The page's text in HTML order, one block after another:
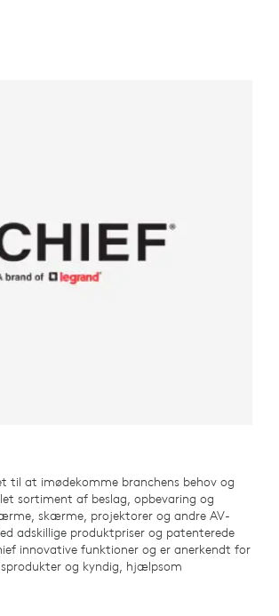
til at imødekomme branchens behov og
sortiment af beslag, opbevaring og
skærme, projektorer og andre AV-
adskillige produktpriser og patenterede
innovative funktioner og er anerkendt for
og kyndig, hjælpsom